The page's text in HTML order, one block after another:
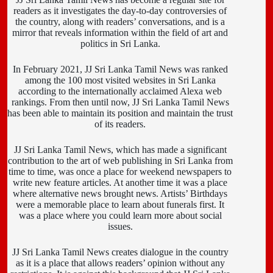
readers as it investigates the day-to-day controversies of
the country, along with readers’ conversations, and is a
mirror that reveals information within the field of art and
politics in Sri Lanka.
In February 2021, JJ Sri Lanka Tamil News was ranked
among the 100 most visited websites in Sri Lanka
according to the internationally acclaimed Alexa web
rankings. From then until now, JJ Sri Lanka Tamil News
has been able to maintain its position and maintain the trust
of its readers.
JJ Sri Lanka Tamil News, which has made a significant
contribution to the art of web publishing in Sri Lanka from
time to time, was once a place for weekend newspapers to
write new feature articles. At another time it was a place
where alternative news brought news. Artists’ Birthdays
were a memorable place to learn about funerals first. It
was a place where you could learn more about social
issues.
JJ Sri Lanka Tamil News creates dialogue in the country
as it is a place that allows readers’ opinion without any